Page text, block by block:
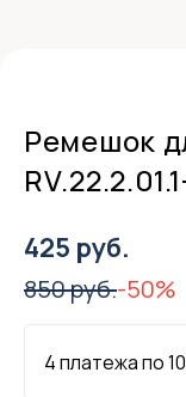
Ремешок
425 руб.
850 руб.-50%
4 платежа по